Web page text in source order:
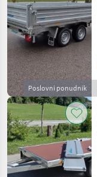
Poslovni ponudnik